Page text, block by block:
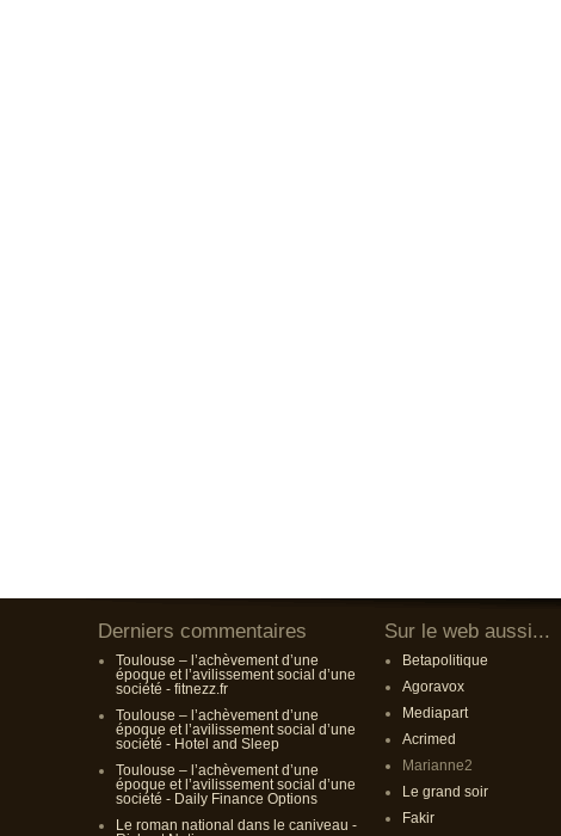
Derniers commentaires
Toulouse – l’achèvement d’une
époque et l’avilissement social d’une
société - fitnezz.fr
Toulouse – l’achèvement d’une
époque et l’avilissement social d’une
société - Hotel and Sleep
Toulouse – l’achèvement d’une
époque et l’avilissement social d’une
société - Daily Finance Options
Le roman national dans le caniveau -
Sur le web aussi...
Betapolitique
Agoravox
Mediapart
Acrimed
Marianne2
Le grand soir
Fakir